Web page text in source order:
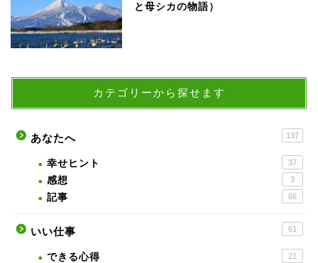
と母シカの物語）
カテゴリーから探せます
あなたへ 137
幸せヒント 37
感想 3
記事 66
いい仕事 61
できる心得 21